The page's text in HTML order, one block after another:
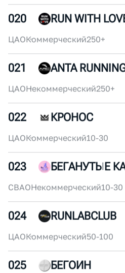
ВАОКоммерческий30-50
019 АНГАРКА
САО Некоммерческий100-
020 RUN WITH LOVE
ЦАОКоммерческий250+
021 ANTA RUNNING
ЦАОНекоммерческий250+
022 КРОНОС
ЦАО Коммерческий10-30
023
СВАО Некоммерческий